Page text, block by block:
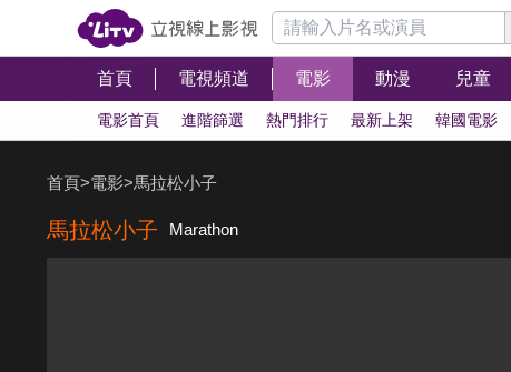
首頁 電視頻道 電影 動漫 兒童
電影首頁 進階篩選 熱門排行 最新上架 韓國電影
首頁>電影>馬拉松小子
馬拉松小子 Marathon